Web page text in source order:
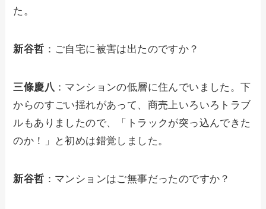
た。
新谷哲 ：ご自宅に被害は出たのですか？
三條慶八 ：マンションの低層に住んでいました。下
からのすごい揺れがあって、商売上いろいろトラブ
ルもありましたので、「トラックが突っ込んできた
のか！」と初めは錯覚しました。
新谷哲 ：マンションはご無事だったのですか？